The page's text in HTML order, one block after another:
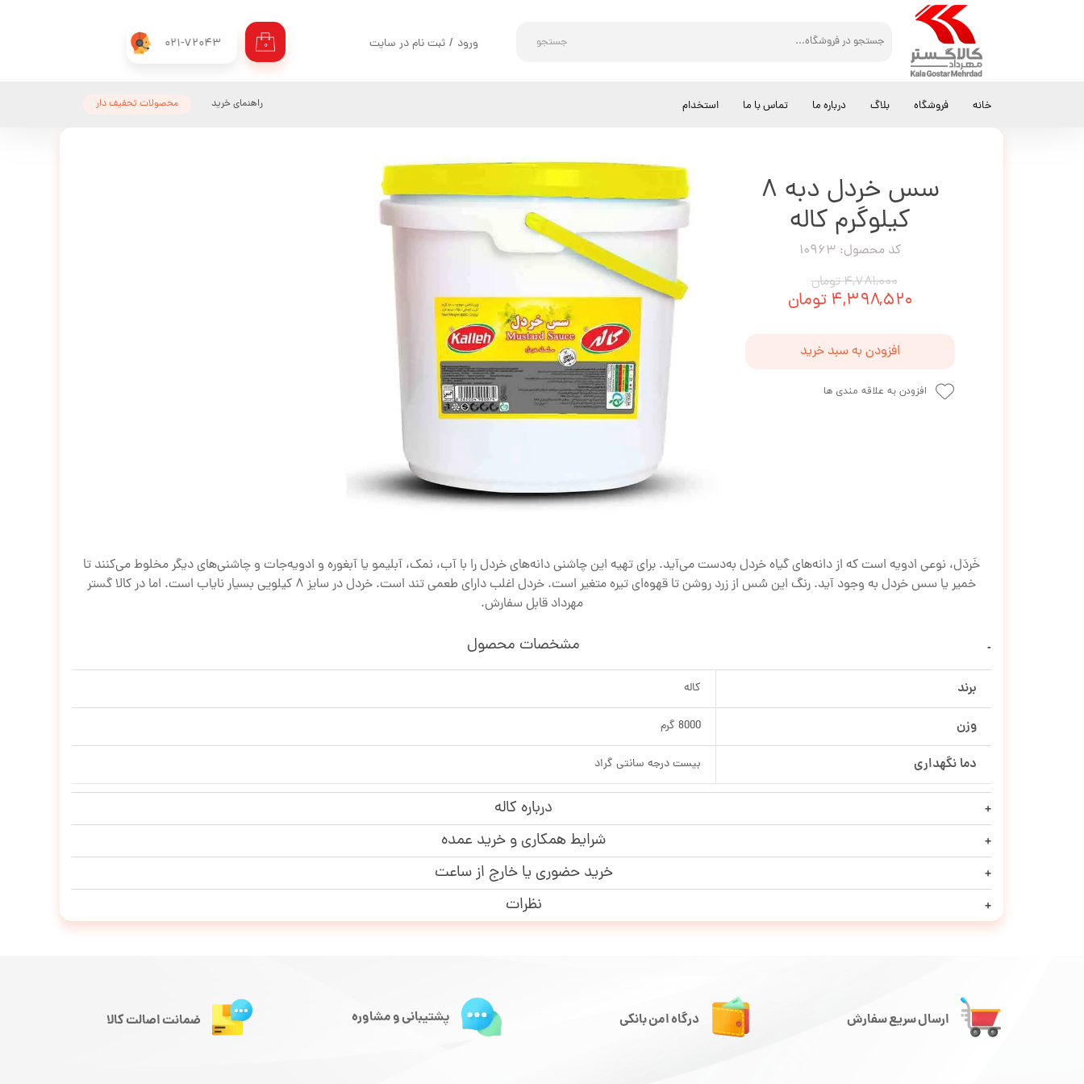
021-72043 جستجو ۰ ورود / ثبت نام در سایت
خروج از حساب کاربری
خانه فروشگاه بلاگ درباره ما تماس با ما استخدام محصولات تحفیف دار راهنمای خرید کالاگستر مهرداد سس سس خردل دبه 8 کیلوگرم کاله
سس خردل دبه 8
کیلوگرم کاله
کد محصول: 10963
۴,۷۸۱,۰۰۰ تومان
۴,۳۹۸,۵۲۰ تومان
افزودن به سبد خرید
افزودن به علاقه مندی ها
خَردَل، نوعی ادویه است که از دانه‌های گیاه خردل به‌دست می‌آید. برای تهیه این چاشنی دانه‌های خردل را با آب، نمک، آبلیمو یا آبغوره و ادویه‌جات و چاشنی‌های دیگر مخلوط می‌کنند تا
خمیر یا سس خردل به وجود آید. رنگ این سُس از زرد روشن تا قهوه‌ای تیره متغیر است. خردل اغلب دارای طعمی تند است. خردل در سایز 8 کیلویی بسیار نایاب است. اما در کالا گستر
مهرداد قابل سفارش.
مشخصات محصول
برند کاله
وزن 8000 گرم
دما نگهداری بیست درجه سانتی گراد
درباره کاله
شرایط همکاری و خرید عمده
خرید حضوری یا خارج از ساعت
نظرات
ارسال سریع سفارش درگاه امن بانکی پشتیبانی و مشاوره ضمانت اصالت کالا